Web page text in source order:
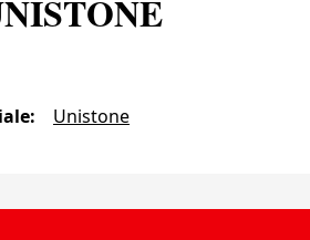
: Unistone